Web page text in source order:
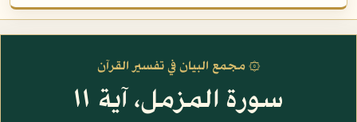
۞ مجمع البيان في تفسير القرآن
سورة المزمل، آية ١١